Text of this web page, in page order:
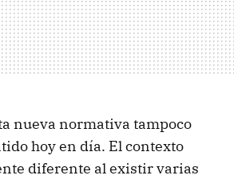
nueva normativa tampoco
hoy en día. El contexto
diferente al existir varias